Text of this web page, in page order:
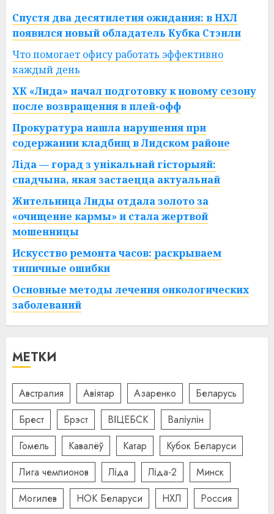
Спустя два десятилетия ожидания: в НХЛ
появился новый обладатель Кубка Стэнли
Что помогает офису работать эффективно
каждый день
ХК «Лида» начал подготовку к новому сезону
после возвращения в плей-офф
Прокуратура нашла нарушения при
содержании кладбищ в Лидском районе
Ліда — горад з унікальнай гісторыяй:
спадчына, якая застаецца актуальнай
Жительница Лиды отдала золото за
«очищение кармы» и стала жертвой
мошенницы
Искусство ремонта часов: раскрываем
типичные ошибки
Основные методы лечения онкологических
заболеваний
МЕТКИ
Австралия Авіятар Азаренко
Беларусь
Брест
Брэст ВІЦЕБСК
Валіулін
Гомель
Кавалёў Катар
Кубок Беларуси
Лига чемпионов
Ліда Ліда-2
Минск
Могилев
НОК Беларуси НХЛ
Россия